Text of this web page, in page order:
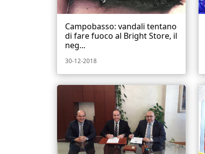
Campobasso: vandali tentano
di fare fuoco al Bright Store, il
neg...
30-12-2018